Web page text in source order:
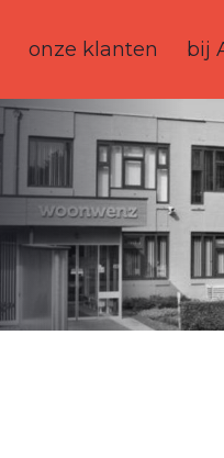
onze klanten bij